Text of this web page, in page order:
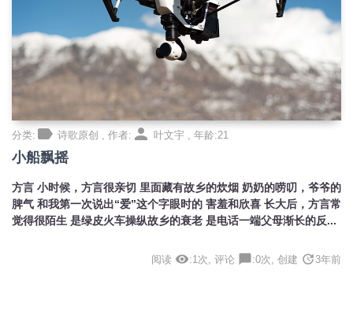
分类: label 诗歌原创 , 作者: person 叶文宇 , 年龄:21
小船飘摇
方言 小时候，方言很亲切 里面藏有故乡的炊烟 奶奶的唠叨，爷爷的
脾气 和我第一次说出“爱”这个字眼时的 害羞和欣喜 长大后，方言常
觉得很陌生 是绿皮火车操纵故乡的衰老 是电话一端父母渐长的反...
阅读 visibility:1次, 评论 :0次, 创建 update 3年前